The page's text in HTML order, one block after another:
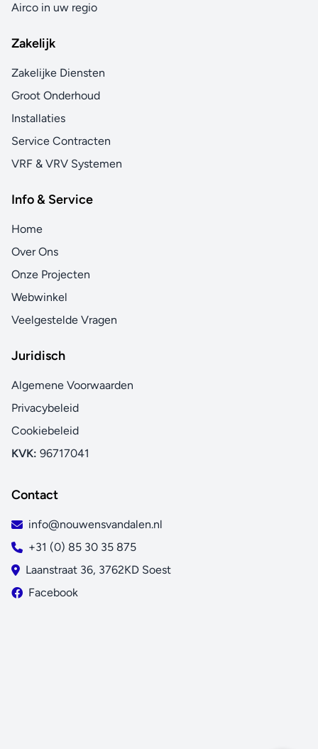
Airco in uw regio
Zakelijk
Zakelijke Diensten
Groot Onderhoud
Installaties
Service Contracten
VRF & VRV Systemen
Info & Service
Home
Over Ons
Onze Projecten
Webwinkel
Veelgestelde Vragen
Juridisch
Algemene Voorwaarden
Privacybeleid
Cookiebeleid
KVK: 96717041
Contact
info@nouwensvandalen.nl
+31 (0) 85 30 35 875
Laanstraat 36, 3762KD Soest
Facebook